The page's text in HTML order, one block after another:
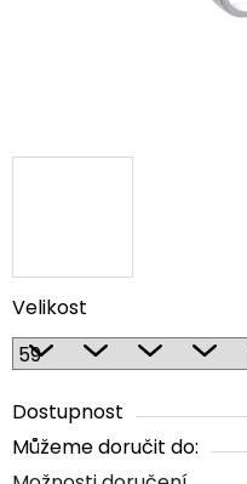
Velikost
Dostupnost
Můžeme doručit do: